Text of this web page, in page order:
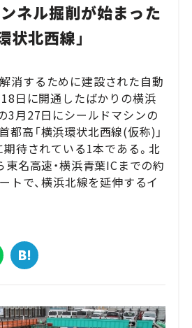
ル掘削が始まった
状北西線」
消するために建設された自動
日に開通したばかりの横浜
3月27日にシールドマシンの
都高「横浜環状北西線(仮称)」
期待されている1本である。北
東名高速・横浜青葉ICまでの約
トで、横浜北線を延伸するイ
Jimny スズキ｜Suzuki
マツダ｜
Mazda Roadster